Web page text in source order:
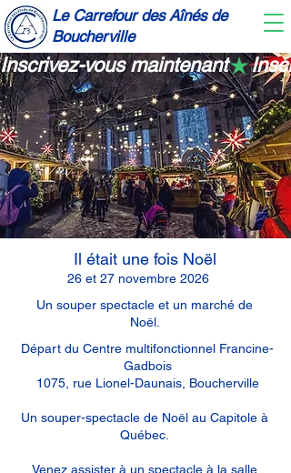
Le Carrefour des Aînés de
Boucherville
Inscrivez-vous maintenant
Il était une fois Noël
26 et 27 novembre 2026
Un souper spectacle et un marché de
Noël.
Départ du Centre multifonctionnel Francine-
Gadbois
1075, rue Lionel-Daunais, Boucherville
Un souper-spectacle de Noël au Capitole à
Québec.
Venez assister à un spectacle à la salle